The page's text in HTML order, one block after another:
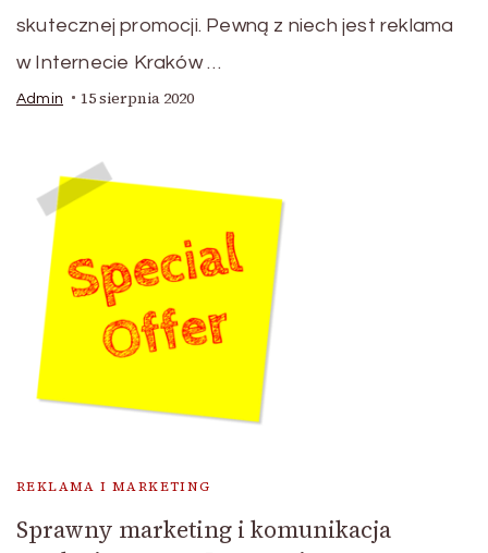
skutecznej promocji. Pewną z niech jest reklama
w Internecie Kraków …
Admin 15 sierpnia 2020
REKLAMA I MARKETING
Sprawny marketing i komunikacja